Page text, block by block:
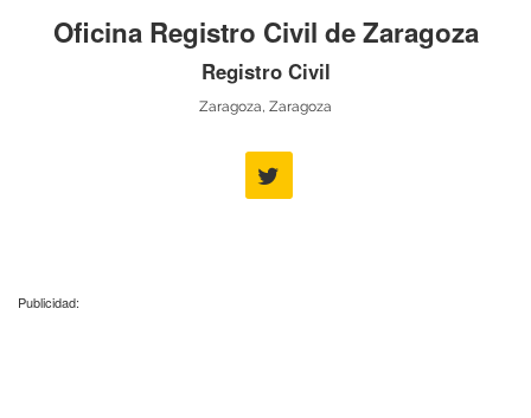
Oficina Registro Civil de Zaragoza
Registro Civil
Zaragoza, Zaragoza
Publicidad: